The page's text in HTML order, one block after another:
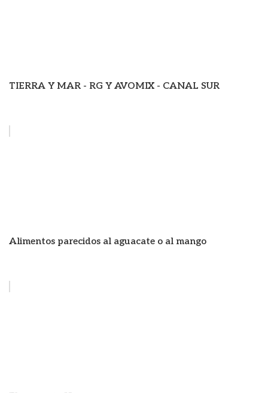
TIERRA Y MAR - RG Y AVOMIX - CANAL SUR
Alimentos parecidos al aguacate o al mango